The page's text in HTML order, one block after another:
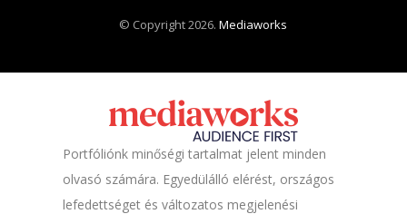
© Copyright 2026.Mediaworks
Portfóliónk minőségi tartalmat jelent minden
olvasó számára. Egyedülálló elérést, országos
lefedettséget és változatos megjelenési